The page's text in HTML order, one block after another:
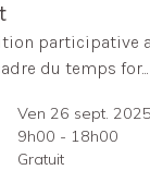
participative
du temps for...
Ven 26 sept. 2025
9h00 - 18h00
Gratuit